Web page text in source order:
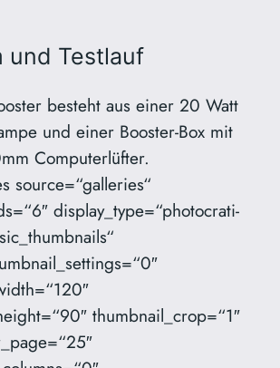
und Testlauf
besteht aus einer 20 Watt
und einer Booster-Box mit
Computerlüfter.
source=“galleries“
display_type=“photocrati-
thumbnail_crop=“1″